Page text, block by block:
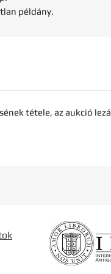
példány.
tétele, az aukció